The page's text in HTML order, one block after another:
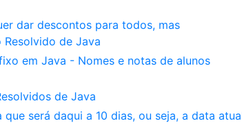
dar descontos para todos, mas
de Java
em Java - Nomes e notas de alunos
de Java
será daqui a 10 dias, ou seja, a data